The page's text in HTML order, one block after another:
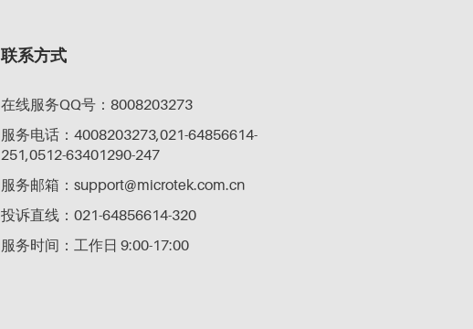
联系方式
在线服务QQ号：8008203273
服务电话：4008203273,021-64856614-
251,0512-63401290-247
服务邮箱：support@microtek.com.cn
投诉直线：021-64856614-320
服务时间：工作日 9:00-17:00